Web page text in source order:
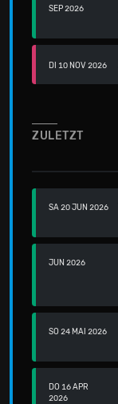
SEP 2026
DI 10 NOV 2026
ZULETZT
SA 20 JUN 2026
JUN 2026
SO 24 MAI 2026
DO 16 APR
2026